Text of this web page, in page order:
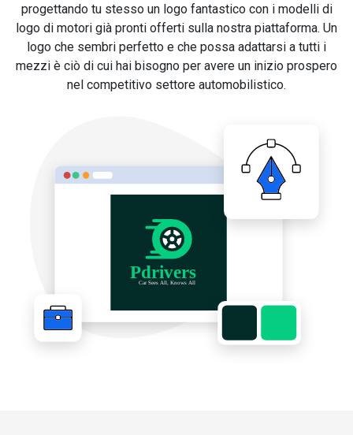
progettando tu stesso un logo fantastico con i modelli di
logo di motori già pronti offerti sulla nostra piattaforma. Un
logo che sembri perfetto e che possa adattarsi a tutti i
mezzi è ciò di cui hai bisogno per avere un inizio prospero
nel competitivo settore automobilistico.